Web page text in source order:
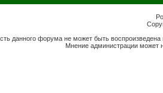
данного форума не может быть
Мнение администрации может